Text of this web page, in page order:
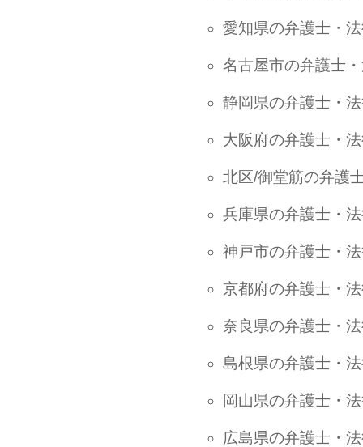
愛知県の弁護士・
名古屋市の弁護士
静岡県の弁護士・
大阪府の弁護士・
北区/御堂筋の弁護
兵庫県の弁護士・
神戸市の弁護士・
京都府の弁護士・
奈良県の弁護士・
島根県の弁護士・
岡山県の弁護士・
広島県の弁護士・